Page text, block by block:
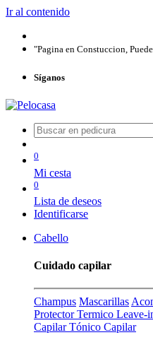
Ir al contenido
"Pagina en Constuccion,
Síganos
0
Mi cesta
0
Lista de deseos
Identificarse
Cabello
Cuidado capilar
Champus Mascarillas
Protector Termico Leave-
CapilarTónico Capilar